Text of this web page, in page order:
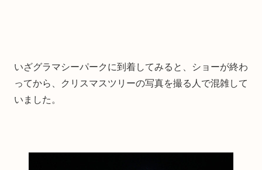
いざグラマシーパークに到着してみると、ショーが終わ
ってから、クリスマスツリーの写真を撮る人で混雑して
いました。